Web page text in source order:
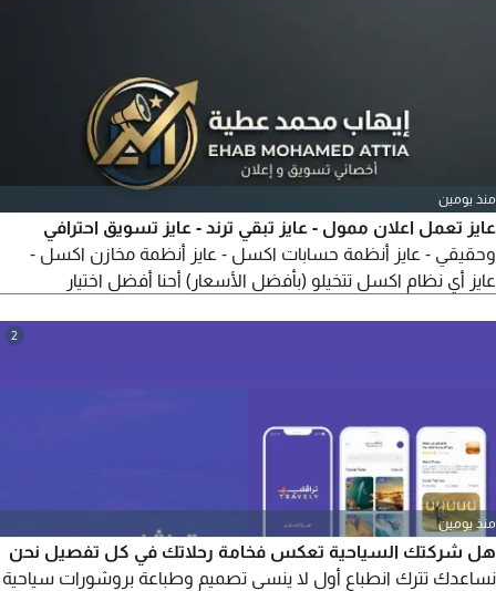
منذ يومين
عايز تعمل اعلان ممول - عايز تبقي ترند - عايز تسويق احترافي
وحقيقي - عايز أنظمة حسابات اكسل - عايز أنظمة مخازن اكسل -
عايز أي نظام اكسل تتخيلو (بأفضل الأسعار) أحنا أفضل اختيار
2
منذ يومين
هل شركتك السياحية تعكس فخامة رحلاتك في كل تفصيل نحن
نساعدك تترك انطباع أول لا ينسى تصميم وطباعة بروشورات سياحية